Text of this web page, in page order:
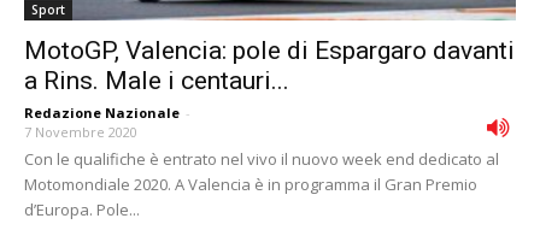
Sport
MotoGP, Valencia: pole di Espargaro davanti
a Rins. Male i centauri...
Redazione Nazionale -
7 Novembre 2020
Con le qualifiche è entrato nel vivo il nuovo week end dedicato al
Motomondiale 2020. A Valencia è in programma il Gran Premio
d’Europa. Pole...